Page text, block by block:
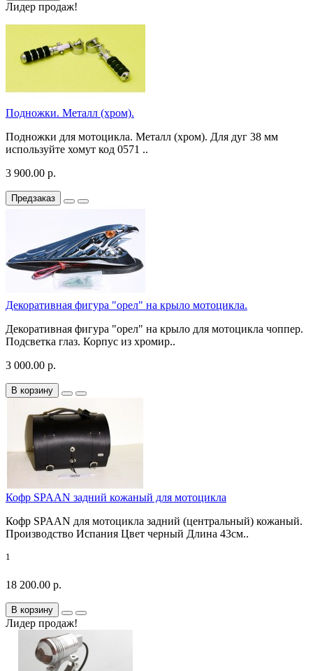
Лидер продаж!
Подножки. Металл (хром).
Подножки для мотоцикла. Металл (хром). Для дуг 38 мм
используйте хомут код 0571 ..
3 900.00 р.
Предзаказ
Декоративная фигура "орел" на крыло мотоцикла.
Декоративная фигура "орел" на крыло для мотоцикла чоппер.
Подсветка глаз. Корпус из хромир..
3 000.00 р.
В корзину
Кофр SPAAN задний кожаный для мотоцикла
Кофр SPAAN для мотоцикла задний (центральный) кожаный.
Производство Испания Цвет черный Длина 43см..
1
18 200.00 р.
В корзину
Лидер продаж!